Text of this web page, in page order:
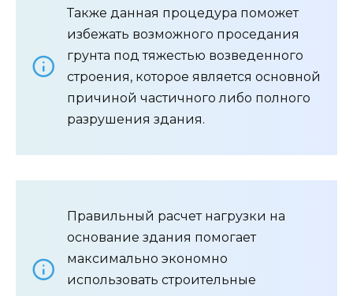
Также данная процедура поможет
избежать возможного проседания
грунта под тяжестью возведенного
строения, которое является основной
причиной частичного либо полного
разрушения здания.
Правильный расчет нагрузки на
основание здания помогает
максимально экономно
использовать строительные